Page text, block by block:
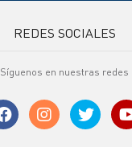
REDES SOCIALES
Síguenos en nuestras redes